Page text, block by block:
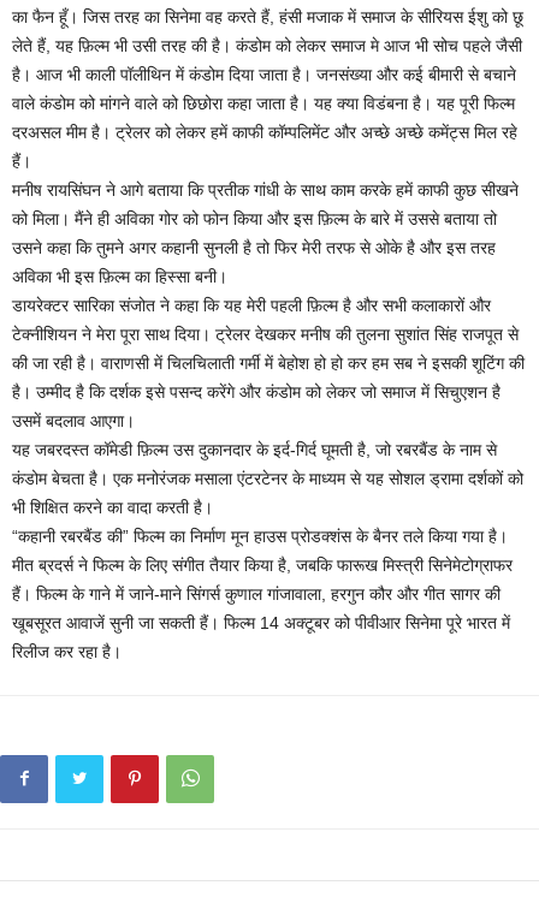
का फैन हूँ। जिस तरह का सिनेमा वह करते हैं, हंसी मजाक में समाज के सीरियस ईशु को छू
लेते हैं, यह फ़िल्म भी उसी तरह की है। कंडोम को लेकर समाज मे आज भी सोच पहले जैसी
है। आज भी काली पॉलीथिन में कंडोम दिया जाता है। जनसंख्या और कई बीमारी से बचाने
वाले कंडोम को मांगने वाले को छिछोरा कहा जाता है। यह क्या विडंबना है। यह पूरी फिल्म
दरअसल मीम है। ट्रेलर को लेकर हमें काफी कॉम्पलिमेंट और अच्छे अच्छे कमेंट्स मिल रहे
हैं।
मनीष रायसिंघन ने आगे बताया कि प्रतीक गांधी के साथ काम करके हमें काफी कुछ सीखने
को मिला। मैंने ही अविका गोर को फोन किया और इस फ़िल्म के बारे में उससे बताया तो
उसने कहा कि तुमने अगर कहानी सुनली है तो फिर मेरी तरफ से ओके है और इस तरह
अविका भी इस फ़िल्म का हिस्सा बनी।
डायरेक्टर सारिका संजोत ने कहा कि यह मेरी पहली फ़िल्म है और सभी कलाकारों और
टेक्नीशियन ने मेरा पूरा साथ दिया। ट्रेलर देखकर मनीष की तुलना सुशांत सिंह राजपूत से
की जा रही है। वाराणसी में चिलचिलाती गर्मी में बेहोश हो हो कर हम सब ने इसकी शूटिंग की
है। उम्मीद है कि दर्शक इसे पसन्द करेंगे और कंडोम को लेकर जो समाज में सिचुएशन है
उसमें बदलाव आएगा।
यह जबरदस्त कॉमेडी फ़िल्म उस दुकानदार के इर्द-गिर्द घूमती है, जो रबरबैंड के नाम से
कंडोम बेचता है। एक मनोरंजक मसाला एंटरटेनर के माध्यम से यह सोशल ड्रामा दर्शकों को
भी शिक्षित करने का वादा करती है।
“कहानी रबरबैंड की” फिल्म का निर्माण मून हाउस प्रोडक्शंस के बैनर तले किया गया है।
मीत ब्रदर्स ने फिल्म के लिए संगीत तैयार किया है, जबकि फारूख मिस्त्री सिनेमेटोग्राफर
हैं। फिल्म के गाने में जाने-माने सिंगर्स कुणाल गांजावाला, हरगुन कौर और गीत सागर की
खूबसूरत आवाजें सुनी जा सकती हैं। फिल्म 14 अक्टूबर को पीवीआर सिनेमा पूरे भारत में
रिलीज कर रहा है।